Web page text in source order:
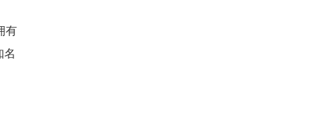
有
名